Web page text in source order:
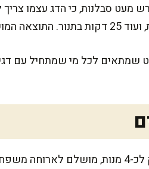
מעט סבלנות, כי הדג עצמו
שמתאים לכל מי שמתחיל עם
לכולם טוב בלב.